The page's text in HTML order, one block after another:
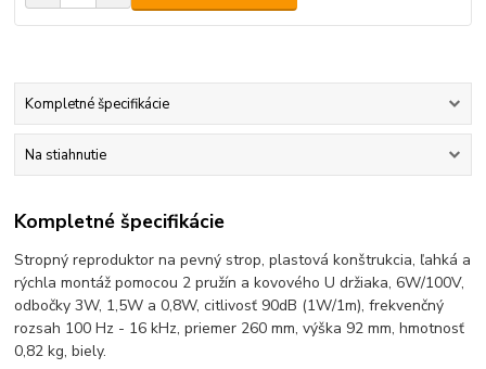
Kompletné špecifikácie
Na stiahnutie
Kompletné špecifikácie
Stropný reproduktor na pevný strop, plastová konštrukcia, ľahká a
rýchla montáž pomocou 2 pružín a kovového U držiaka, 6W/100V,
odbočky 3W, 1,5W a 0,8W, citlivosť 90dB (1W/1m), frekvenčný
rozsah 100 Hz - 16 kHz, priemer 260 mm, výška 92 mm, hmotnosť
0,82 kg, biely.